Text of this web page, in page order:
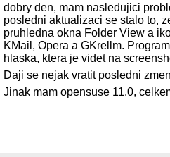
dobry den, mam nasledujici
posledni aktualizaci se stalo to,
pruhledna okna Folder View a
KMail, Opera a GKrellm.
hlaska, ktera je videt na
Daji se nejak vratit posledni
Jinak mam opensuse 11.0,